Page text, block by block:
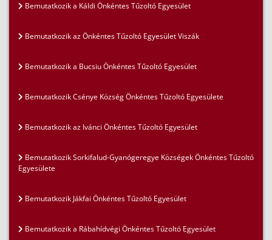
Bemutatkozik a Káldi Önkéntes Tűzoltó Egyesület
Bemutatkozik az Önkéntes Tűzoltó Egyesület Viszák
Bemutatkozik a Bucsiu Önkéntes Tűzoltó Egyesület
Bemutatkozik Csénye Község Önkéntes Tűzoltó Egyesülete
Bemutatkozik az Ivánci Önkéntes Tűzoltó Egyesület
Bemutatkozik Sorkifalud-Gyanógeregye Községek Önkéntes Tűzoltó
Egyesülete
Bemutatkozik Jákfai Önkéntes Tűzoltó Egyesület
Bemutatkozik a Rábahídvégi Önkéntes Tűzoltó Egyesület